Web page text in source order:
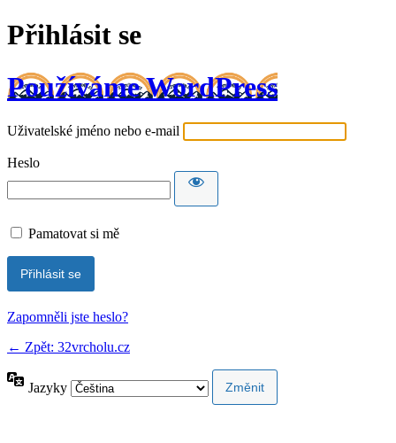
Přihlásit se
Používáme WordPress
Uživatelské jméno nebo e-mail
Heslo
Pamatovat si mě
Zapomněli jste heslo?
← Zpět: 32vrcholu.cz
Jazyky